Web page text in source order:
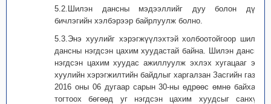
5.2.Шилэн дансны мэдээллийг дуу болон дүрс
бичлэгийн хэлбэрээр байрлуулж болно.
5.3.Энэ хуулийг хэрэгжүүлэхтэй холбоотойгоор шилэн
дансны нэгдсэн цахим хуудастай байна. Шилэн дансны
нэгдсэн цахим хуудас ажиллуулж эхлэх хугацааг энэ
хуулийн хэрэгжилтийн байдлыг харгалзан Засгийн газар
2016 оны 06 дугаар сарын 30-ны өдрөөс өмнө байхаар
тогтоох бөгөөд уг нэгдсэн цахим хуудсыг санхүү,